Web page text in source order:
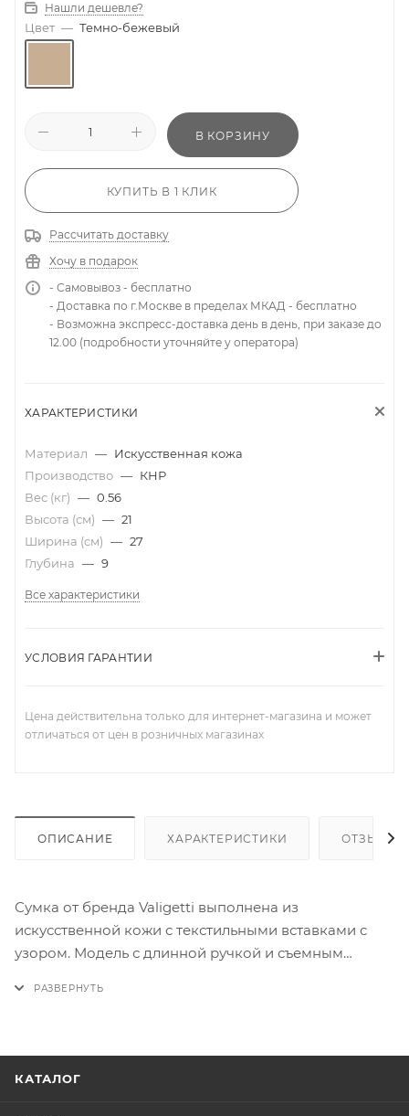
Нашли дешевле?
Цвет — Темно-бежевый
В КОРЗИНУ
КУПИТЬ В 1 КЛИК
Рассчитать доставку
Хочу в подарок
- Самовывоз - бесплатно
- Доставка по г.Москве в пределах МКАД - бесплатно
- Возможна экспресс-доставка день в день, при заказе до
12.00 (подробности уточняйте у оператора)
ХАРАКТЕРИСТИКИ
Материал — Искусственная кожа
Производство — КНР
Вес (кг) — 0.56
Высота (см) — 21
Ширина (см) — 27
Глубина — 9
Все характеристики
УСЛОВИЯ ГАРАНТИИ
Цена действительна только для интернет-магазина и может
отличаться от цен в розничных магазинах
ОПИСАНИЕ ХАРАКТЕРИСТИКИ ОТЗЫВЫ
Сумка от бренда Valigetti выполнена из
искусственной кожи с текстильными вставками с
узором. Модель с длинной ручкой и съемным
КАТАЛОГ